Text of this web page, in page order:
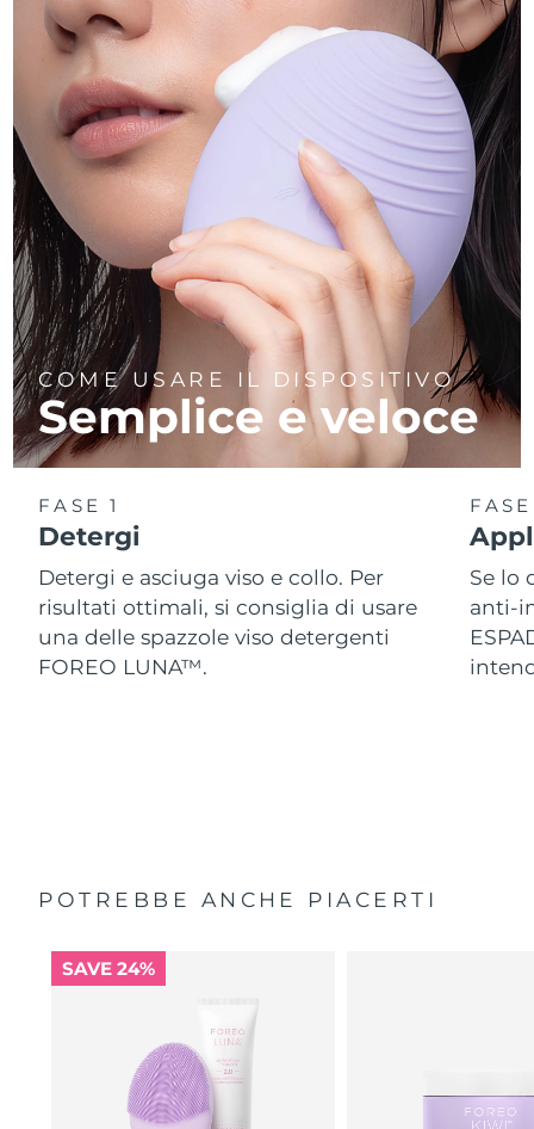
COME USARE IL DISPOSITIVO
Semplice e veloce
FASE 1
Detergi
Detergi e asciuga viso e collo. Per
risultati ottimali, si consiglia di usare
una delle spazzole viso detergenti
FOREO LUNA™.
Se lo
anti-
POTREBBE ANCHE PIACERTI
SAVE 24%